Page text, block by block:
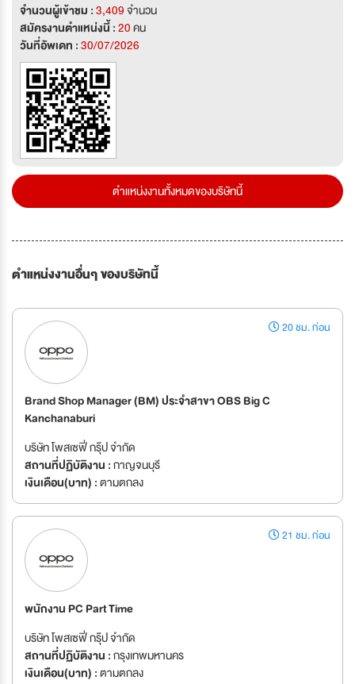
จำนวนผู้เข้าชม :3,409จำนวน
สมัครงานตำแหน่งนี้ :20คน
วันที่อัพเดท :30/07/2026
ตำแหน่งงานทั้งหมดของบริษัทนี้
ตำแหน่งงานอื่นๆ ของบริษัทนี้
20 ชม. ก่อน
Brand Shop Manager (BM) ประจำสาขา OBS Big C
Kanchanaburi
บริษัท โพสเซฟี่ กรุ๊ป จำกัด
สถานที่ปฏิบัติงาน :กาญจนบุรี
เงินเดือน(บาท) :ตามตกลง
21 ชม. ก่อน
พนักงาน PC Part Time
บริษัท โพสเซฟี่ กรุ๊ป จำกัด
สถานที่ปฏิบัติงาน :กรุงเทพมหานคร
เงินเดือน(บาท) :ตามตกลง